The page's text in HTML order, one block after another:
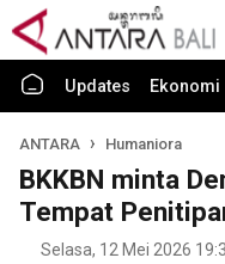
Updates Ekonomi
ANTARA Humaniora
BKKBN minta
Tempat
Selasa, 12 Mei 2026